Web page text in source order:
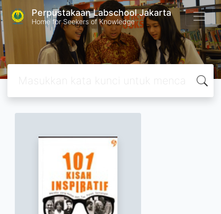
Perpustakaan Labschool Jakarta
Home for Seekers of Knowledge